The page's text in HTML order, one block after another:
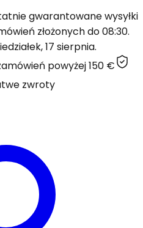
gwarantowane wysyłki
złożonych do 08:30.
17 sierpnia.
powyżej 150 €
zwroty